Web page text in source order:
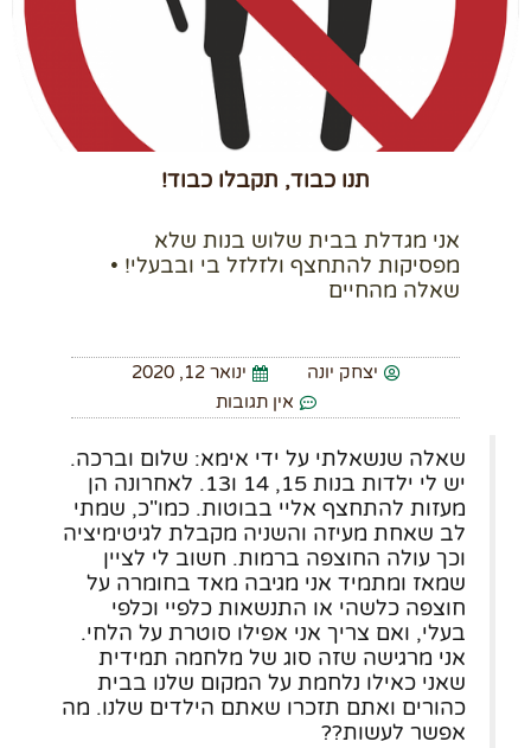
תנו כבוד, תקבלו כבוד!
אני מגדלת בבית שלוש בנות שלא
מפסיקות להתחצף ולזלזל בי ובבעלי! •
שאלה מהחיים
יצחק יונה
ינואר 12, 2020
אין תגובות
שאלה שנשאלתי על ידי אימא: שלום וברכה.
יש לי ילדות בנות 15, 14 ו13. לאחרונה הן
מעזות להתחצף אליי בבוטות. כמו"כ, שמתי
לב שאחת מעיזה והשניה מקבלת לגיטימיציה
וכך עולה החוצפה ברמות. חשוב לי לציין
שמאז ומתמיד אני מגיבה מאד בחומרה על
חוצפה כלשהי או התנשאות כלפיי וכלפי
בעלי, ואם צריך אני אפילו סוטרת על הלחי.
אני מרגישה שזה סוג של מלחמה תמידית
שאני כאילו נלחמת על המקום שלנו בבית
כהורים ואתם תזכרו שאתם הילדים שלנו. מה
אפשר לעשות??